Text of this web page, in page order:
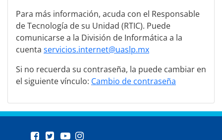
Para más información, acuda con el Responsable
de Tecnología de su Unidad (RTIC). Puede
comunicarse a la División de Informática a la
cuenta servicios.internet@uaslp.mx
Si no recuerda su contraseña, la puede cambiar en
el siguiente vínculo: Cambio de contraseña